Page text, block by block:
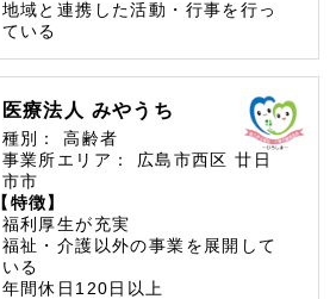
地域と連携した活動・行事を行っ
ている
医療法人 みやうち
種別：
高齢者
事業所エリア：
広島市西区廿日
市市
【特徴】
福利厚生が充実
福祉・介護以外の事業を展開して
いる
年間休日120日以上